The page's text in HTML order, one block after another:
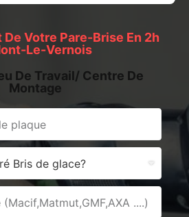
Votre Pare-Brise En 2h
Le-Vernois
De Travail/ Centre De
Montage